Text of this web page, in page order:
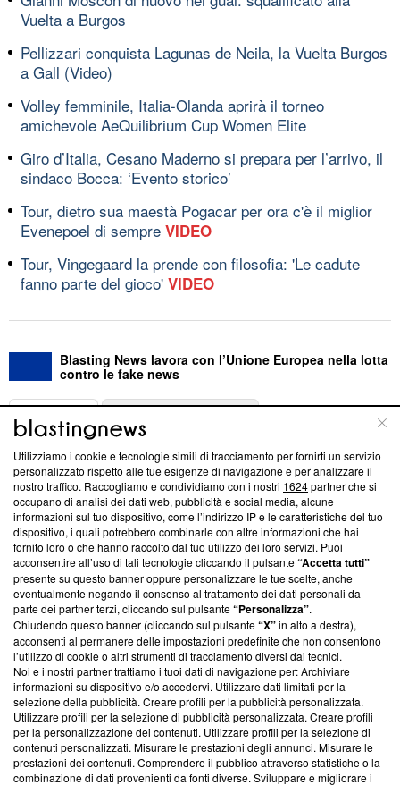
Vuelta a Burgos
Pellizzari conquista Lagunas de Neila, la Vuelta Burgos
a Gall (Video)
Volley femminile, Italia-Olanda aprirà il torneo
amichevole AeQuilibrium Cup Women Elite
Giro d’Italia, Cesano Maderno si prepara per l’arrivo, il
sindaco Bocca: ‘Evento storico’
Tour, dietro sua maestà Pogacar per ora c'è il miglior
Evenepoel di sempre VIDEO
Tour, Vingegaard la prende con filosofia: 'Le cadute
fanno parte del gioco' VIDEO
Blasting News lavora con l’Unione Europea nella lotta
contro le fake news
ABOUT
Questa sezione offre informazioni trasparenti su Blasting
News, sui nostri processi editoriali e su come ci impegniamo a
creare news di qualità. Inoltre, afferma la nostra aderenza a
‘Trust Project - News with Integrity’Blasting News non è
ancora membro del programma, ma ha richiesto di farne
parte; Trust Project non ha ancora effettuato una verifica di
conformità agli standard.
Su di noi
Team editoriale
Corporate
Redazione
Informativa Privacy
Cookie Policy
Utilizziamo i cookie e tecnologie simili di tracciamento per fornirti un servizio
personalizzato rispetto alle tue esigenze di navigazione e per analizzare il
nostro traffico. Raccogliamo e condividiamo con i nostri 1624partner che si
occupano di analisi dei dati web, pubblicità e social media, alcune
informazioni sul tuo dispositivo, come l’indirizzo IP e le caratteristiche del tuo
dispositivo, i quali potrebbero combinarle con altre informazioni che hai
fornito loro o che hanno raccolto dal tuo utilizzo dei loro servizi. Puoi
acconsentire all’uso di tali tecnologie cliccando il pulsante“Accetta tutti”
presente su questo banner oppure personalizzare le tue scelte, anche
eventualmente negando il consenso al trattamento dei dati personali da
parte dei partner terzi, cliccando sul pulsante“Personalizza”.
Chiudendo questo banner (cliccando sul pulsante“X”in alto a destra),
acconsenti al permanere delle impostazioni predefinite che non consentono
l’utilizzo di cookie o altri strumenti di tracciamento diversi dai tecnici.
Noi e i nostri partner trattiamo i tuoi dati di navigazione per: Archiviare
informazioni su dispositivo e/o accedervi. Utilizzare dati limitati per la
selezione della pubblicità. Creare profili per la pubblicità personalizzata.
Utilizzare profili per la selezione di pubblicità personalizzata. Creare profili
per la personalizzazione dei contenuti. Utilizzare profili per la selezione di
contenuti personalizzati. Misurare le prestazioni degli annunci. Misurare le
prestazioni dei contenuti. Comprendere il pubblico attraverso statistiche o la
combinazione di dati provenienti da fonti diverse. Sviluppare e migliorare i